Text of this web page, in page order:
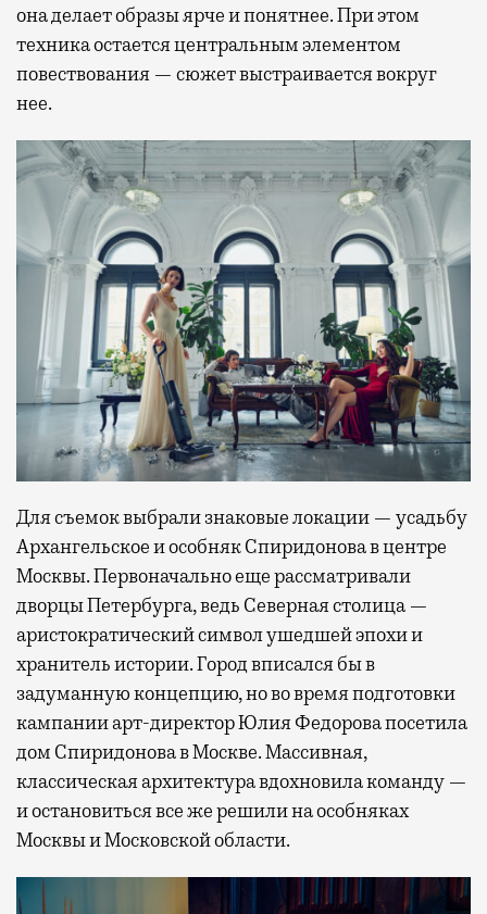
она делает образы ярче и понятнее. При этом
техника остается центральным элементом
повествования — сюжет выстраивается вокруг
нее.
Для съемок выбрали знаковые локации — усадьбу
Архангельское и особняк Спиридонова в центре
Москвы. Первоначально еще рассматривали
дворцы Петербурга, ведь Северная столица —
аристократический символ ушедшей эпохи и
хранитель истории. Город вписался бы в
задуманную концепцию, но во время подготовки
кампании арт-директор Юлия Федорова посетила
дом Спиридонова в Москве. Массивная,
классическая архитектура вдохновила команду —
и остановиться все же решили на особняках
Москвы и Московской области.